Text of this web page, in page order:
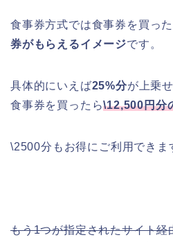
食事券方式では食事券を買っ
券がもらえるイメージです。
具体的にいえば25%分が上乗
食事券を買ったら\12,500円分
\2500分もお得にご利用できま
もう1つが指定されたサイト